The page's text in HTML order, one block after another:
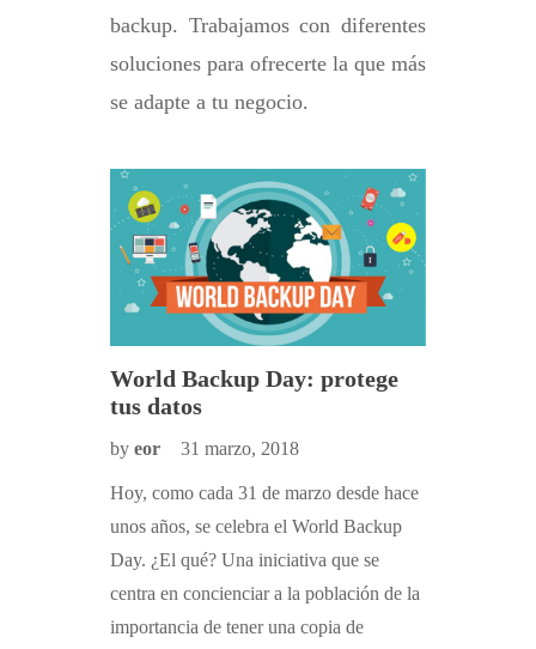
backup. Trabajamos con diferentes
soluciones para ofrecerte la que más
se adapte a tu negocio.
World Backup Day: protege
tus datos
by eor 31 marzo, 2018
Hoy, como cada 31 de marzo desde hace
unos años, se celebra el World Backup
Day. ¿El qué? Una iniciativa que se
centra en concienciar a la población de la
importancia de tener una copia de